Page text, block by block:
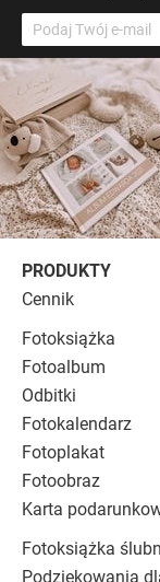
PRODUKTY
Cennik
Fotoksiążka
Fotoalbum
Odbitki
Fotokalendarz
Fotoplakat
Fotoobraz
Karta
Fotoksiążka
Podziękowania